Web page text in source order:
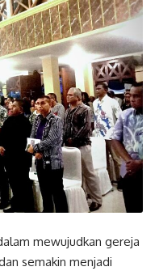
mewujudkan gereja
semakin menjadi